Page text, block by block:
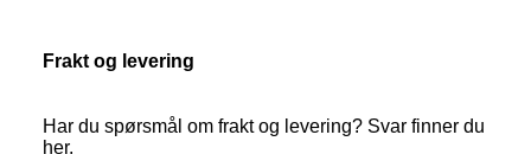
Frakt og levering
Har du spørsmål om frakt og levering? Svar finner du
her.